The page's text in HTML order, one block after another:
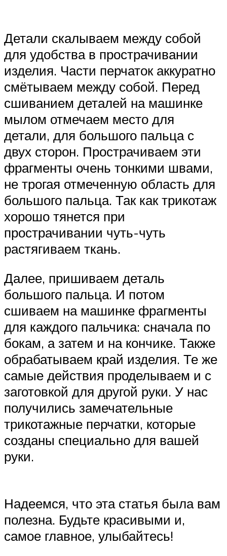
Детали скалываем между собой
для удобства в прострачивании
изделия. Части перчаток аккуратно
смётываем между собой. Перед
сшиванием деталей на машинке
мылом отмечаем место для
детали, для большого пальца с
двух сторон. Прострачиваем эти
фрагменты очень тонкими швами,
не трогая отмеченную область для
большого пальца. Так как трикотаж
хорошо тянется при
прострачивании чуть-чуть
растягиваем ткань.
Далее, пришиваем деталь
большого пальца. И потом
сшиваем на машинке фрагменты
для каждого пальчика: сначала по
бокам, а затем и на кончике. Также
обрабатываем край изделия. Те же
самые действия проделываем и с
заготовкой для другой руки. У нас
получились замечательные
трикотажные перчатки, которые
созданы специально для вашей
руки.
Надеемся, что эта статья была вам
полезна. Будьте красивыми и,
самое главное, улыбайтесь!